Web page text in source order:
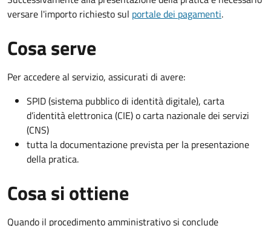
versare l'importo richiesto sul portale dei pagamenti.
Cosa serve
Per accedere al servizio, assicurati di avere:
SPID (sistema pubblico di identità digitale), carta
d’identità elettronica (CIE) o carta nazionale dei servizi
(CNS)
tutta la documentazione prevista per la presentazione
della pratica.
Cosa si ottiene
Quando il procedimento amministrativo si conclude